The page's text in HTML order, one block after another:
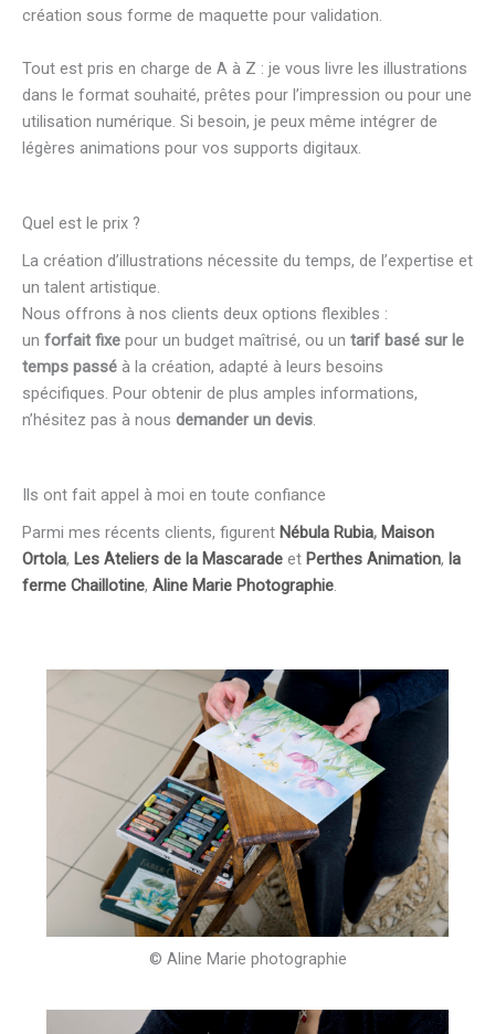
création sous forme de maquette pour validation.
Tout est pris en charge de A à Z : je vous livre les illustrations
dans le format souhaité, prêtes pour l’impression ou pour une
utilisation numérique. Si besoin, je peux même intégrer de
légères animations pour vos supports digitaux.
Quel est le prix ?
La création d’illustrations nécessite du temps, de l’expertise et
un talent artistique.
Nous offrons à nos clients deux options flexibles :
un forfait fixe pour un budget maîtrisé, ou un tarif basé sur le
temps passé à la création, adapté à leurs besoins
spécifiques. Pour obtenir de plus amples informations,
n’hésitez pas à nous demander un devis.
Ils ont fait appel à moi en toute confiance
Parmi mes récents clients, figurent Nébula Rubia, Maison
Ortola, Les Ateliers de la Mascarade et Perthes Animation, la
ferme Chaillotine, Aline Marie Photographie.
© Aline Marie photographie